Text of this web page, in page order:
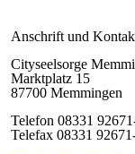
Anschrift und
Cityseelsorge
Marktplatz 15
87700 Memmingen
Telefon 08331
Telefax 08331